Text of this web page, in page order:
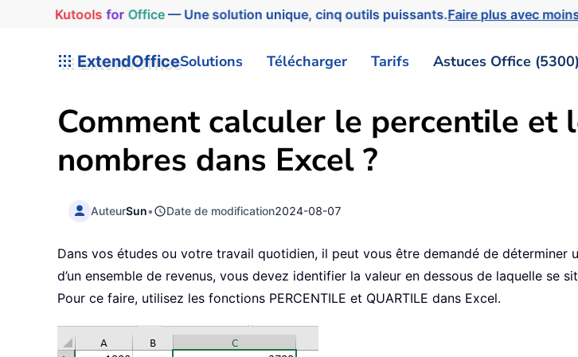
Kutools for Office— Une solution unique, cinq outils puissants.Faire plus avec
ExtendOfficeSolutions Télécharger Tarifs Astuces Office (5300)
Comment calculer le percentile et
nombres dans Excel ?
AuteurSun• Date de modification2024-08-07
Dans vos études ou votre travail quotidien, il peut vous être demandé de
d’un ensemble de revenus, vous devez identifier la valeur en dessous de laquelle se
Pour ce faire, utilisez les fonctions PERCENTILE et QUARTILE dans Excel.